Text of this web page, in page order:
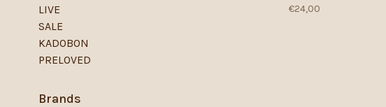
LIVE
SALE
KADOBON
PRELOVED
Brands
€24,00